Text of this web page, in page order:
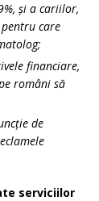
și a cariilor,
care
financiare,
români să
de
serviciilor